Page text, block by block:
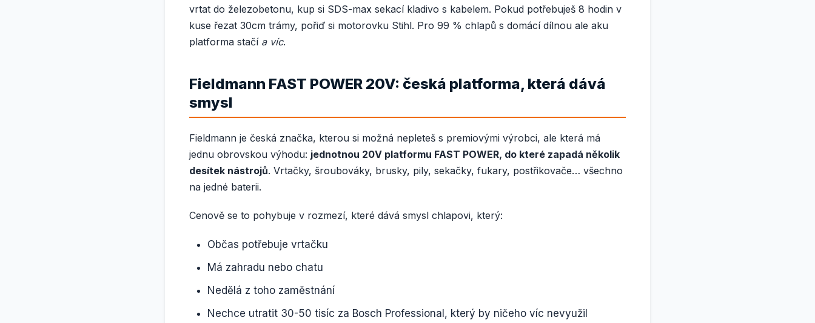
vrtat do železobetonu, kup si SDS-max sekací kladivo s kabelem. Pokud potřebuješ 8 hodin v
kuse řezat 30cm trámy, pořiď si motorovku Stihl. Pro 99 % chlapů s domácí dílnou ale aku
platforma stačí a víc.
Fieldmann FAST POWER 20V: česká platforma, která dává
smysl
Fieldmann je česká značka, kterou si možná nepleteš s premiovými výrobci, ale která má
jednu obrovskou výhodu: jednotnou 20V platformu FAST POWER, do které zapadá několik
desítek nástrojů. Vrtačky, šroubováky, brusky, pily, sekačky, fukary, postřikovače… všechno
na jedné baterii.
Cenově se to pohybuje v rozmezí, které dává smysl chlapovi, který:
Občas potřebuje vrtačku
Má zahradu nebo chatu
Nedělá z toho zaměstnání
Nechce utratit 30-50 tisíc za Bosch Professional, který by ničeho víc nevyužil